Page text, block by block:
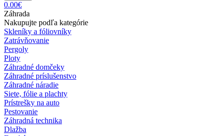
0.00€
Záhrada
Nakupujte podľa kategórie
Skleníky a fóliovníky
Zatrávňovanie
Pergoly
Ploty
Záhradné domčeky
Záhradné príslušenstvo
Záhradné náradie
Siete, fólie a plachty
Prístrešky na auto
Pestovanie
Záhradná technika
Dlažba